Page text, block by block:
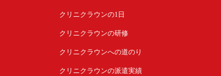
クリニクラウンの1日
クリニクラウンの研修
クリニクラウンへの道のり
クリニクラウンの派遣実績